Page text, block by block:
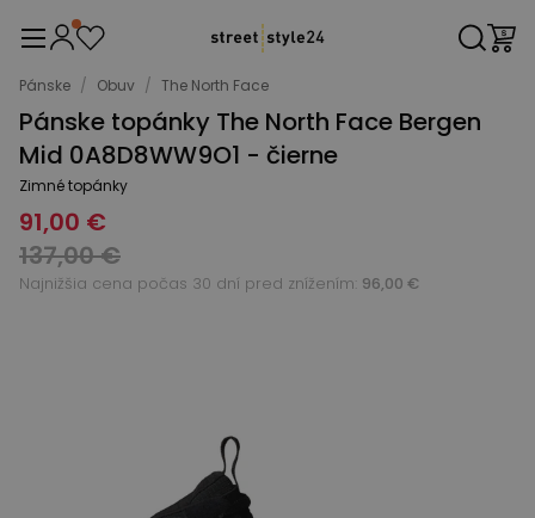
Pánske / Obuv / The North Face
Pánske topánky The North Face Bergen
Mid 0A8D8WW9O1 - čierne
Zimné topánky
91,00 €
137,00 €
Najnižšia cena počas 30 dní pred znížením: 96,00 €